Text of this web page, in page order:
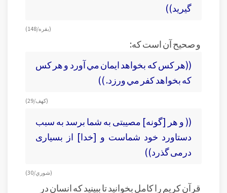
گيريد))
(بقره/148)
و صحيح آن است که:
((هر کس که بخواهد ايمان مي آورد و هر کس
که بخواهد کفر مي ورزد. ))
(کهف/ 29)
(( و هر [گونه] مصيبتى به شما برسد به سبب
دستاورد خود شماست و [خدا] از بسيارى
درمى‏ گذرد))
(شوري/ 30)
قرآن کريم را کامل بخوانيد تا ببينيد که انسان در